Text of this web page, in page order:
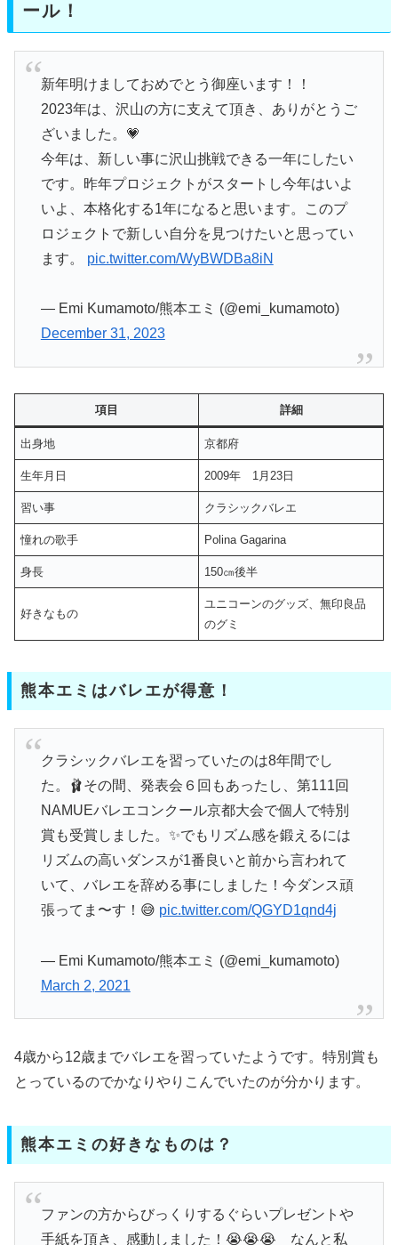
ール！
新年明けましておめでとう御座います！！
2023年は、沢山の方に支えて頂き、ありがとうご
ざいました。💗
今年は、新しい事に沢山挑戦できる一年にしたい
です。昨年プロジェクトがスタートし今年はいよ
いよ、本格化する1年になると思います。このプ
ロジェクトで新しい自分を見つけたいと思ってい
ます。 pic.twitter.com/WyBWDBa8iN
— Emi Kumamoto/熊本エミ (@emi_kumamoto)
December 31, 2023
項目 詳細
出身地 京都府
生年月日 2009年 1月23日
習い事 クラシックバレエ
憧れの歌手 Polina Gagarina
身長 150㎝後半
好きなもの
ユニコーンのグッズ、無印良品
のグミ
熊本エミはバレエが得意！
クラシックバレエを習っていたのは8年間でし
た。🩰その間、発表会６回もあったし、第111回
NAMUEバレエコンクール京都大会で個人で特別
賞も受賞しました。✨でもリズム感を鍛えるには
リズムの高いダンスが1番良いと前から言われて
いて、バレエを辞める事にしました！今ダンス頑
張ってま〜す！😅 pic.twitter.com/QGYD1qnd4j
— Emi Kumamoto/熊本エミ (@emi_kumamoto)
March 2, 2021
4歳から12歳までバレエを習っていたようです。特別賞も
とっているのでかなりやりこんでいたのが分かります。
熊本エミの好きなものは？
ファンの方からびっくりするぐらいプレゼントや
手紙を頂き、感動しました！😭😭😭 なんと私